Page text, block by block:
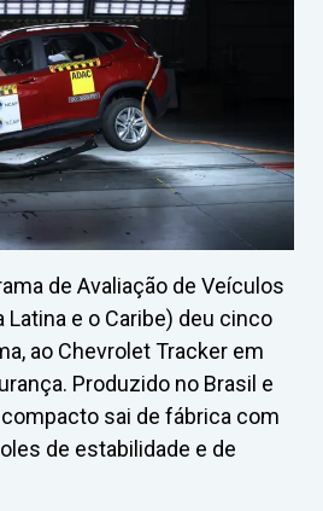
de Avaliação de Veículos
Latina e o Caribe) deu cinco
ao Chevrolet Tracker em
Produzido no Brasil e
compacto sai de fábrica com
de estabilidade e de